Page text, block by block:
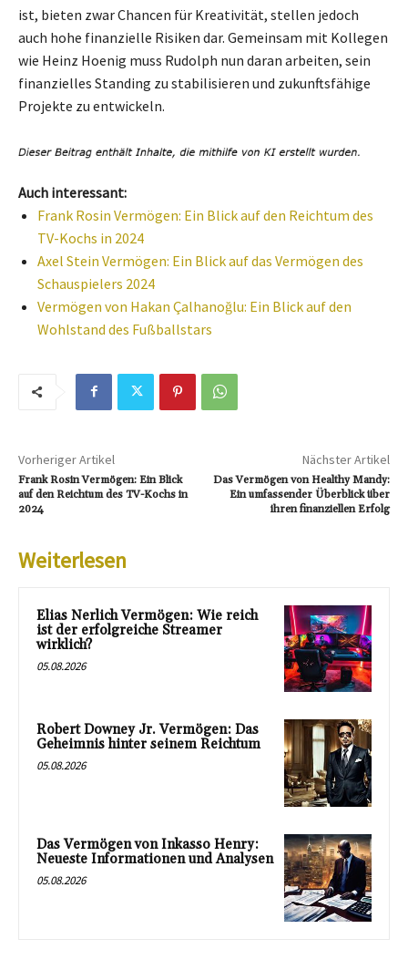
ist, bieten zwar Chancen für Kreativität, stellen jedoch
auch hohe finanzielle Risiken dar. Gemeinsam mit Kollegen
wie Heinz Hoenig muss Rudolph nun daran arbeiten, sein
finanzielles Standing zu stabilisieren und zukunftsfähige
Projekte zu entwickeln.
Auch interessant:
Frank Rosin Vermögen: Ein Blick auf den Reichtum des
TV-Kochs in 2024
Axel Stein Vermögen: Ein Blick auf das Vermögen des
Schauspielers 2024
Vermögen von Hakan Çalhanoğlu: Ein Blick auf den
Wohlstand des Fußballstars
Vorheriger Artikel
Frank Rosin Vermögen: Ein Blick
auf den Reichtum des TV-Kochs in
2024
Nächster Artikel
Das Vermögen von Healthy Mandy:
Ein umfassender Überblick über
ihren finanziellen Erfolg
Weiterlesen
Elias Nerlich Vermögen: Wie reich
ist der erfolgreiche Streamer
wirklich?
05.08.2026
Robert Downey Jr. Vermögen: Das
Geheimnis hinter seinem Reichtum
05.08.2026
Das Vermögen von Inkasso Henry:
Neueste Informationen und Analysen
05.08.2026